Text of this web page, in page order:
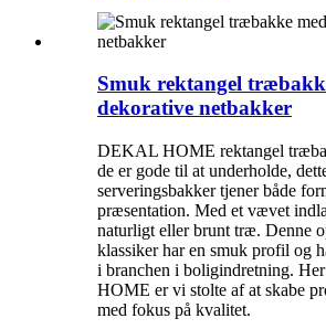
Smuk rektangel
dekorative netbakker
DEKAL HOME rektangel
de er gode til at underholde,
serveringsbakker tjener både
præsentation. Med et vævet
naturligt eller brunt træ. Denne
klassiker har en smuk profil og
i branchen i boligindretning.
HOME er vi stolte af at skabe
med fokus på kvalitet.